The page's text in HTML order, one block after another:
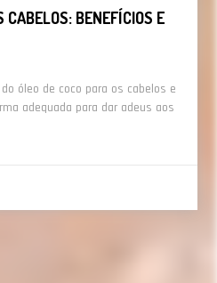
CABELOS: BENEFÍCIOS E
óleo de coco para os cabelos e
adequada para dar adeus aos